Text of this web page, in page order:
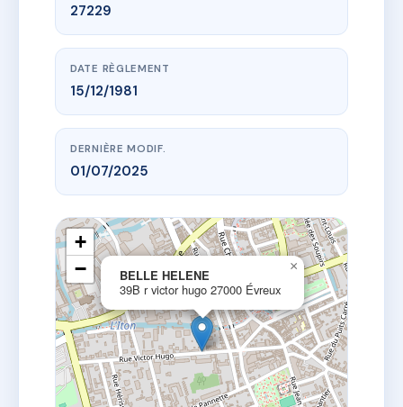
27229
DATE RÈGLEMENT
15/12/1981
DERNIÈRE MODIF.
01/07/2025
BELLE HELENE
39B r victor hugo 27000 Évreux
×
+
−